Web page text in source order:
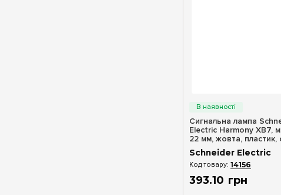
Сигнальна лампа
Electric Harmony XB7,
22 мм, жовта, пластик,
230 В, XB7EV05MP
Schneider Electric
14156
393.10 грн